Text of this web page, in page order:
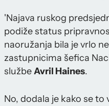
'Najava ruskog
podiže status
naoružanja bila je vrlo
zastupnicima šefica
službeAvril Haines.
No, dodala je kako se